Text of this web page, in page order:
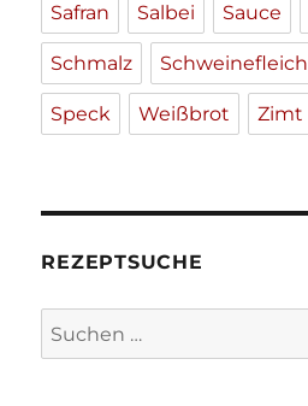
Safran Salbei Sauce
Schmalz Schweinefleich
Speck Weißbrot Zimt
REZEPTSUCHE
Suche
nach: